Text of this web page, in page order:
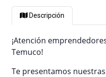
Descripción
¡Atención
Temuco!
Te presentamos